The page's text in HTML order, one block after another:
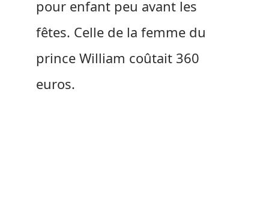
pour enfant peu avant les
fêtes. Celle de la femme du
prince William coûtait 360
euros.